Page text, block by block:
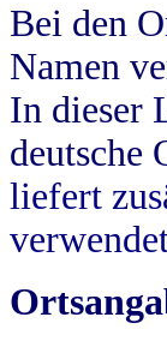
Bei den
Namen
In dieser
deutsche
liefert